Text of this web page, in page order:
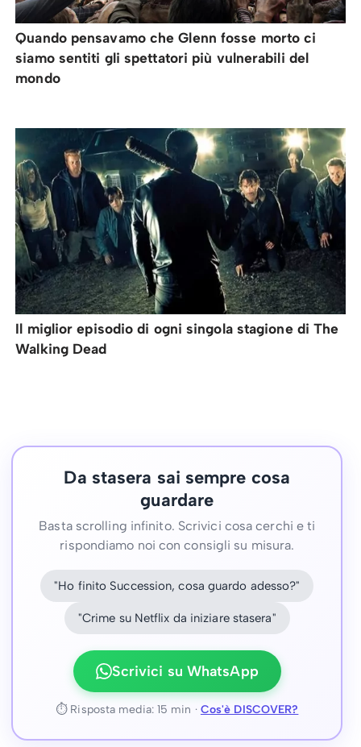
Quando pensavamo che Glenn fosse morto ci
siamo sentiti gli spettatori più vulnerabili del
mondo
Il miglior episodio di ogni singola stagione di The
Walking Dead
Da stasera sai sempre cosa
guardare
Basta scrolling infinito. Scrivici cosa cerchi e ti
rispondiamo noi con consigli su misura.
"Ho finito Succession, cosa guardo adesso?"
"Crime su Netflix da iniziare stasera"
Scrivici su WhatsApp
⏱ Risposta media: 15 min · Cos'è DISCOVER?